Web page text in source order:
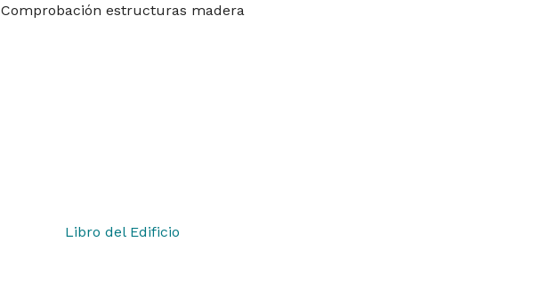
Comprobación estructuras madera
Libro del Edificio